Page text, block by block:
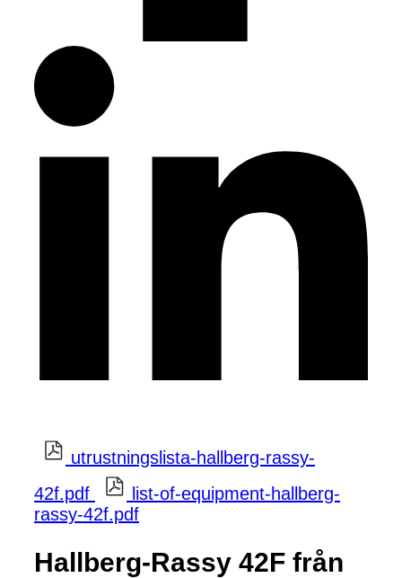
utrustningslista-hallberg-rassy-
42f.pdf
list-of-equipment-hallberg-
rassy-42f.pdf
Hallberg-Rassy 42F från